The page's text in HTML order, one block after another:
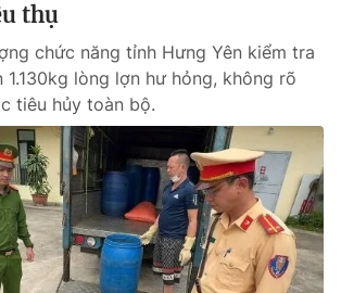
thụ
chức năng tỉnh Hưng Yên kiểm tra
1.130kg lòng lợn hư hỏng, không rõ
tiêu hủy toàn bộ.